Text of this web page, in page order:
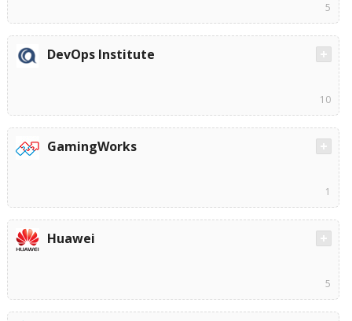
5
DevOps Institute
10
GamingWorks
1
Huawei
5